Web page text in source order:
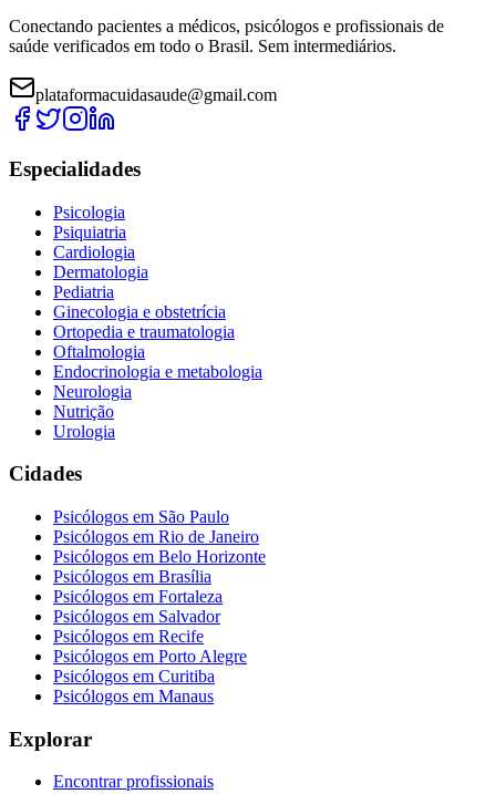
Conectando pacientes a médicos, psicólogos e profissionais de
saúde verificados em todo o Brasil. Sem intermediários.
plataformacuidasaude@gmail.com
Especialidades
Psicologia
Psiquiatria
Cardiologia
Dermatologia
Pediatria
Ginecologia e obstetrícia
Ortopedia e traumatologia
Oftalmologia
Endocrinologia e metabologia
Neurologia
Nutrição
Urologia
Cidades
Psicólogos em São Paulo
Psicólogos em Rio de Janeiro
Psicólogos em Belo Horizonte
Psicólogos em Brasília
Psicólogos em Fortaleza
Psicólogos em Salvador
Psicólogos em Recife
Psicólogos em Porto Alegre
Psicólogos em Curitiba
Psicólogos em Manaus
Explorar
Encontrar profissionais